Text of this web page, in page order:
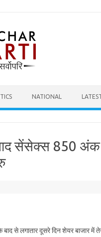
NATIONAL
सेंसेक्स 850 अंक
बाद से लगातार दूसरे दिन शेयर बाजार